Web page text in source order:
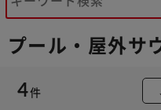
プール・屋外サ
4件
カートに入れる